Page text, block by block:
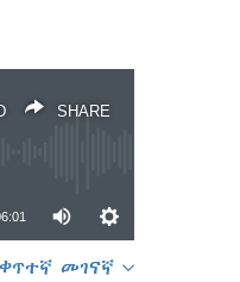
SHARE
ቀጥተኛ መገናኛ